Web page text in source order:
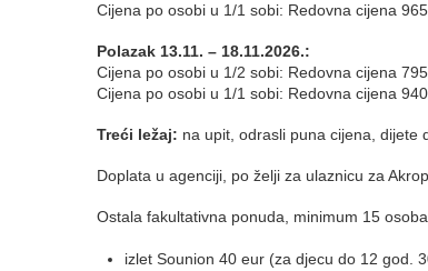
Cijena po osobi u 1/1 sobi: Redovna cijena
Polazak 13.11. – 18.11.2026.:
Cijena po osobi u 1/2 sobi: Redovna cijena
Cijena po osobi u 1/1 sobi: Redovna cijena
Treći ležaj: na upit, odrasli puna cijena, dijete
Doplata u agenciji, po želji za ulaznicu za
Ostala fakultativna ponuda, minimum 15
izlet Sounion 40 eur (za djecu do 12 god.